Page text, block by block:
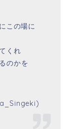
この場に
くれ
のかを